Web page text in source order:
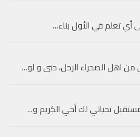
تعلم في الأول بناء...
الصحراء الرحل، حتى و لو...
تحياتي لك أخي الكريم و...